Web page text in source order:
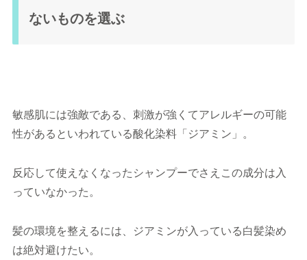
ないものを選ぶ
敏感肌には強敵である、刺激が強くてアレルギーの可能
性があるといわれている酸化染料「ジアミン」。
反応して使えなくなったシャンプーでさえこの成分は入
っていなかった。
髪の環境を整えるには、ジアミンが入っている白髪染め
は絶対避けたい。